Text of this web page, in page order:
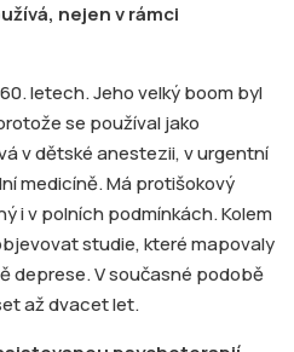
nejen v rámci
letech. Jeho velký boom byl
se používal jako
v dětské anestezii, v urgentní
medicíně. Má protišokový
i v polních podmínkách. Kolem
studie, které mapovaly
deprese. V současné podobě
až dvacet let.